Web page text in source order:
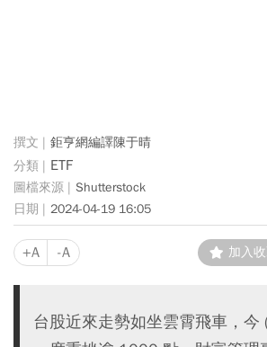
鉅亨網編譯陳于晴
ETF
Shutterstock
2024-04-19 16:05
+A -A 加入
台股近來走勢如坐雲霄飛車，今